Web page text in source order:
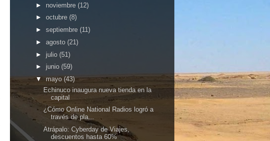
► noviembre (12)
► octubre (8)
► septiembre (11)
► agosto (21)
► julio (51)
► junio (59)
▼ mayo (43)
Echinuco inaugura nueva tienda en la
capital
¿Cómo Online National Radios logró a
través de pla...
Atrápalo: Cyberday de Viajes,
descuentos hasta 60%